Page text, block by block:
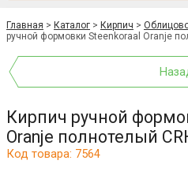
Главная > Каталог > Кирпич >
ручной формовки Steenkoraal Oranje
Кирпич ручной
Oranje полнотелый
Код товара: 7564